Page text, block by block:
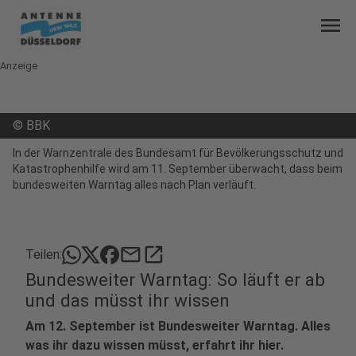
menu
Anzeige
© BBK
In der Warnzentrale des Bundesamt für Bevölkerungsschutz und
Katastrophenhilfe wird am 11. September überwacht, dass beim
bundesweiten Warntag alles nach Plan verläuft.
Teilen: mailopen_in_new
Bundesweiter Warntag: So läuft er ab
und das müsst ihr wissen
Am 12. September ist Bundesweiter Warntag. Alles
was ihr dazu wissen müsst, erfahrt ihr hier.